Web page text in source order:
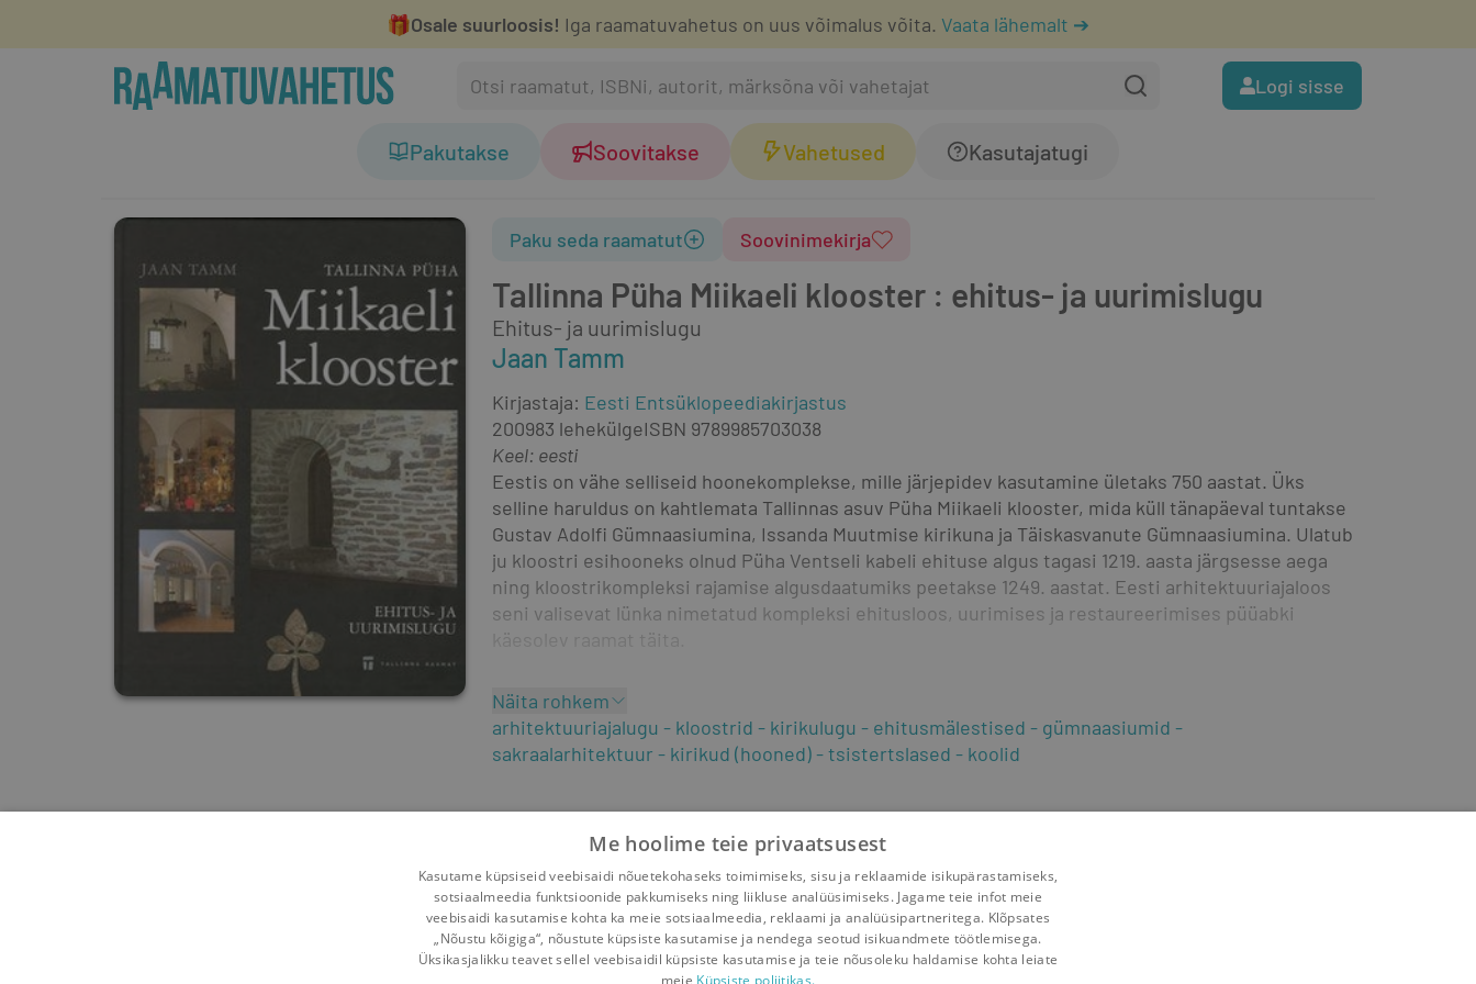
🎁Osale suurloosis! Iga raamatuvahetus on uus võimalus võita. Vaata lähemalt ➔
Logi sisse
Pakutakse Soovitakse Vahetused Kasutajatugi
Tallinna Püha Miikaeli klooster : ehitus- ja uurimislugu
Ehitus- ja uurimislugu
Jaan Tamm
Paku seda raamatut Soovinimekirja
Kirjastaja: Eesti Entsüklopeediakirjastus
200983 lehekülgeISBN 9789985703038
Keel: eesti
Eestis on vähe selliseid hoonekomplekse, mille järjepidev kasutamine ületaks 750 aastat. Üks
selline haruldus on kahtlemata Tallinnas asuv Püha Miikaeli klooster, mida küll tänapäeval tuntakse
Gustav Adolfi Gümnaasiumina, Issanda Muutmise kirikuna ja Täiskasvanute Gümnaasiumina. Ulatub
ju kloostri esihooneks olnud Püha Ventseli kabeli ehituse algus tagasi 1219. aasta järgsesse aega
ning kloostrikompleksi rajamise algusdaatumiks peetakse 1249. aastat. Eesti arhitektuuriajaloos
seni valisevat lünka nimetatud kompleksi ehitusloos, uurimises ja restaureerimises püüabki
Näita rohkem
arhitektuuriajalugu
kloostrid kirikulugu ehitusmälestised
gümnaasiumid
sakraalarhitektuur
kirikud (hooned) tsistertslased koolid
Me hoolime teie privaatsusest
Kasutame küpsiseid veebisaidi nõuetekohaseks toimimiseks, sisu ja reklaamide isikupärastamiseks,
sotsiaalmeedia funktsioonide pakkumiseks ning liikluse analüüsimiseks. Jagame teie infot meie
veebisaidi kasutamise kohta ka meie sotsiaalmeedia, reklaami ja analüüsipartneritega. Klõpsates
„Nõustu kõigiga“, nõustute küpsiste kasutamise ja nendega seotud isikuandmete töötlemisega.
Üksikasjalikku teavet sellel veebisaidil küpsiste kasutamise ja teie nõusoleku haldamise kohta leiate
meie Küpsiste poliitikas.